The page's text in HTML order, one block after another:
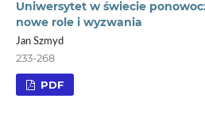
Uniwersytet w świecie
nowe role i wyzwania
Jan Szmyd
233-268
PDF